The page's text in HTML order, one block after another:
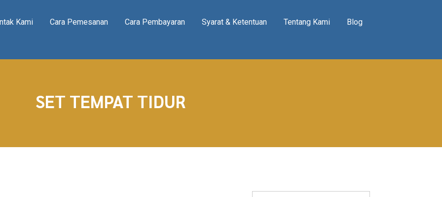
Kami Cara Pemesanan Cara Pembayaran Syarat & Ketentuan Tentang Kami Blog
SET TEMPAT TIDUR